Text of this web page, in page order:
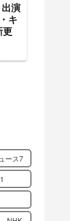
演
キ
更
ース7